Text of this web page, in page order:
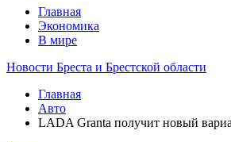
Главная
Экономика
В мире
Новости Бреста и Брестской области
Главная
Авто
LADA Granta получит новый